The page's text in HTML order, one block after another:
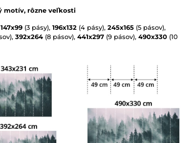
motív, rôzne veľkosti
147x99 (3 pásy), 196x132 (4 pásy), 245x165 (5 pásov),
392x264 (8 pásov), 441x297 (9 pásov), 490x330 (10